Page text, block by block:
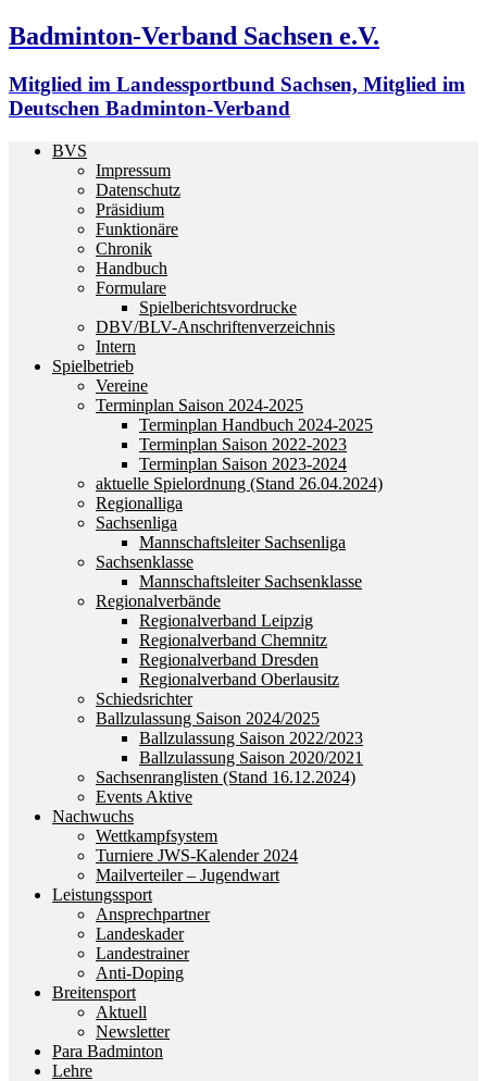
Badminton-Verband Sachsen e.V.
Mitglied im Landessportbund Sachsen, Mitglied im
Deutschen Badminton-Verband
BVS
Impressum
Datenschutz
Präsidium
Funktionäre
Chronik
Handbuch
Formulare
Spielberichtsvordrucke
DBV/BLV-Anschriftenverzeichnis
Intern
Spielbetrieb
Vereine
Terminplan Saison 2024-2025
Terminplan Handbuch 2024-2025
Terminplan Saison 2022-2023
Terminplan Saison 2023-2024
aktuelle Spielordnung (Stand 26.04.2024)
Regionalliga
Sachsenliga
Mannschaftsleiter Sachsenliga
Sachsenklasse
Mannschaftsleiter Sachsenklasse
Regionalverbände
Regionalverband Leipzig
Regionalverband Chemnitz
Regionalverband Dresden
Regionalverband Oberlausitz
Schiedsrichter
Ballzulassung Saison 2024/2025
Ballzulassung Saison 2022/2023
Ballzulassung Saison 2020/2021
Sachsenranglisten (Stand 16.12.2024)
Events Aktive
Nachwuchs
Wettkampfsystem
Turniere JWS-Kalender 2024
Mailverteiler – Jugendwart
Leistungssport
Ansprechpartner
Landeskader
Landestrainer
Anti-Doping
Breitensport
Aktuell
Newsletter
Para Badminton
Lehre